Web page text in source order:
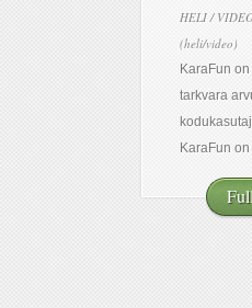
HELI /
(heli/video)
KaraFun
tarkvara
KaraFun